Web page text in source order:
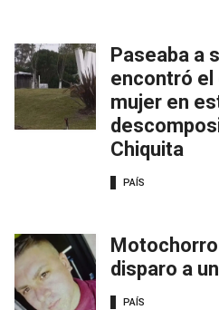
Paseaba a
encontró el
mujer en
Chiquita
PAÍS
disparo a
PAÍS